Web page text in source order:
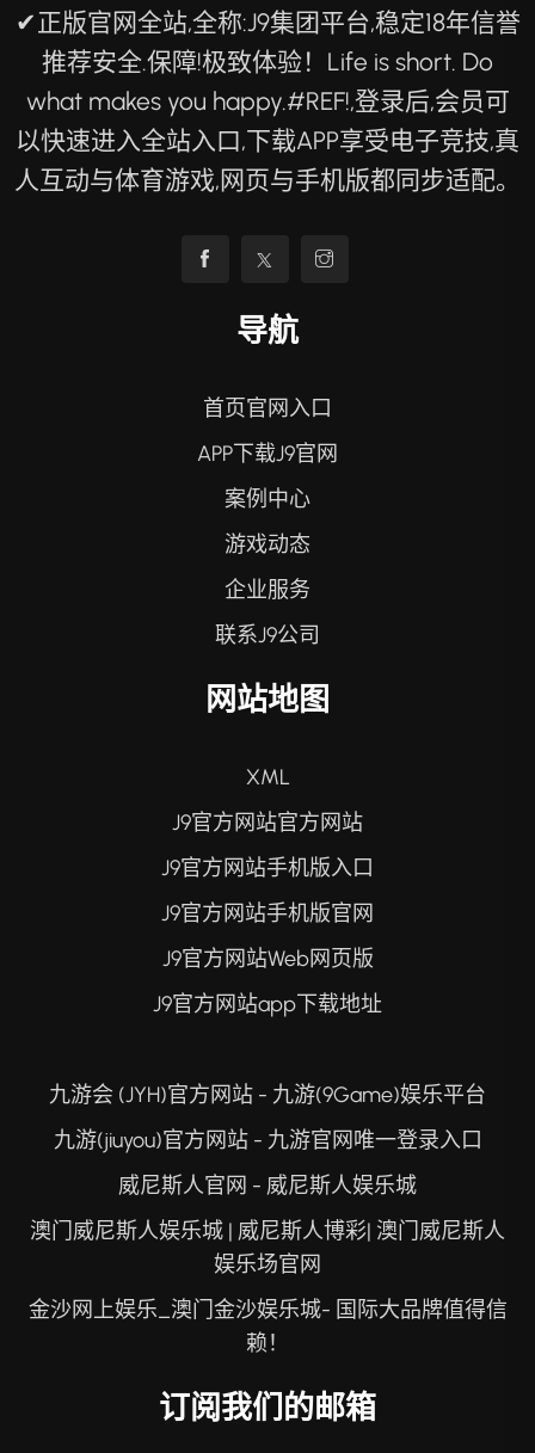
✔正版官网全站,全称:J9集团平台,稳定18年信誉
推荐安全.保障!极致体验！Life is short. Do
what makes you happy.#REF!,登录后,会员可
以快速进入全站入口,下载APP享受电子竞技,真
人互动与体育游戏,网页与手机版都同步适配。
导航
首页官网入口
APP下载J9官网
案例中心
游戏动态
企业服务
联系J9公司
网站地图
XML
J9官方网站官方网站
J9官方网站手机版入口
J9官方网站手机版官网
J9官方网站Web网页版
J9官方网站app下载地址
九游会 (JYH)官方网站 - 九游(9Game)娱乐平台
九游(jiuyou)官方网站 - 九游官网唯一登录入口
威尼斯人官网 - 威尼斯人娱乐城
澳门威尼斯人娱乐城 | 威尼斯人博彩| 澳门威尼斯人
娱乐场官网
金沙网上娱乐_澳门金沙娱乐城- 国际大品牌值得信
赖！
订阅我们的邮箱